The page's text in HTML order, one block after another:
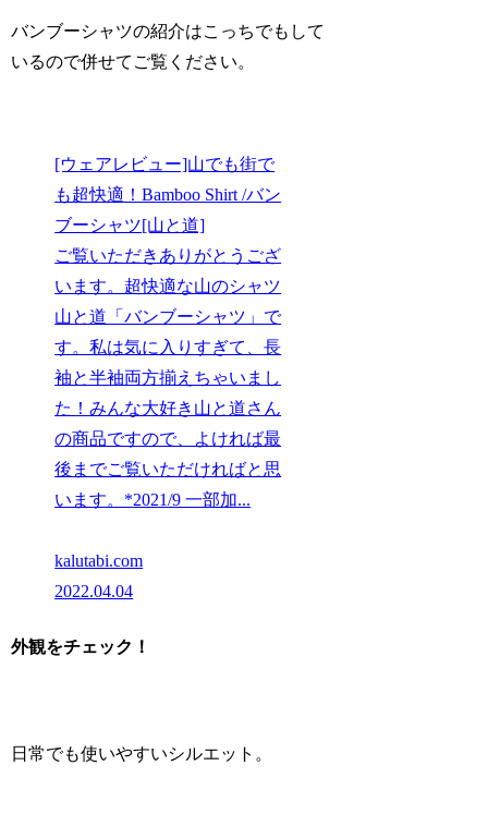
バンブーシャツの紹介はこっちでもして
いるので併せてご覧ください。
[ウェアレビュー]山でも街で
も超快適！Bamboo Shirt /バン
ブーシャツ[山と道]
ご覧いただきありがとうござ
います。超快適な山のシャツ
山と道「バンブーシャツ」で
す。私は気に入りすぎて、長
袖と半袖両方揃えちゃいまし
た！みんな大好き山と道さん
の商品ですので、よければ最
後までご覧いただければと思
います。*2021/9 一部加...
kalutabi.com
2022.04.04
外観をチェック！
日常でも使いやすいシルエット。